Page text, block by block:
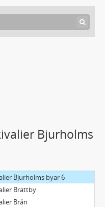
Bjurholms
längder Umeå stad 1600-tal-1700-tal
Baggböle - Bösta
Bergbäck - Ulriksdal
Bjurholms byar 2
Bjurholms byar 3
Bjurholms byar 6
Brattby
Brån